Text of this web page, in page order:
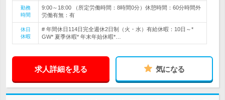
勤務
時間
9:00～18:00 （所定労働時間：8時間0分）休憩時間：60分時間外
労働有無：有
休日
休暇
# 年間休日114日完全週休2日制（火・水）有給休暇：10日～*
GW* 夏季休暇* 年末年始休暇*…
求人詳細を見る 気になる